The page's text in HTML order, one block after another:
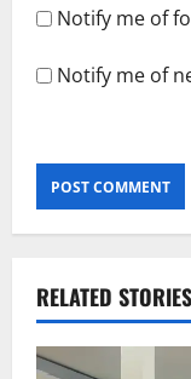
Notify me of
Notify me of
RELATED STORIES